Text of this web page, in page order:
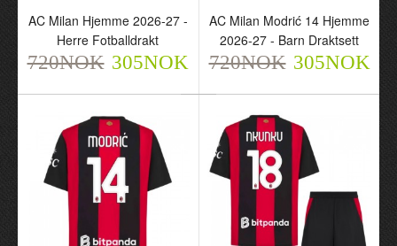
AC Milan Hjemme 2026-
27 - Herre Fotballdrakt
720NOK 305NOK
AC Milan Modrić 14
Hjemme 2026-27 - Barn
Draktsett
720NOK 305NOK
AC Milan Hjemme 2026-27 -
Herre Fotballdrakt
720NOK 305NOK
AC Milan Modrić 14 Hjemme
2026-27 - Barn Draktsett
720NOK 305NOK